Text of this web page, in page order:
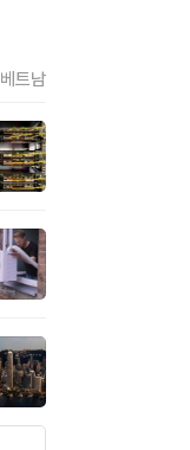
베트남